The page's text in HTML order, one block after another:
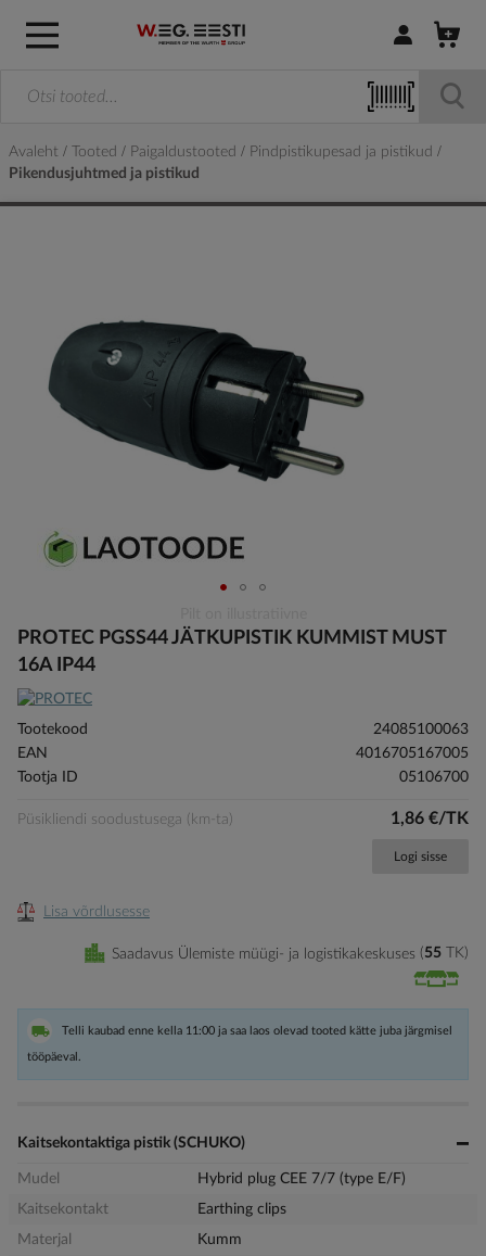
Logi sisse /
Avaleht Tooted Paigaldustooted
Pindpistikupesad ja pistikud
Pikendusjuhtmed ja pistikud
images
gallery
to
the
of
the
images
PROTEC PGSS44 JÄTKUPISTIK KUMMIST MUST
16A IP44
Tootekood
24085100063
EAN
4016705167005
Tootja ID
05106700
Püsikliendi soodustusega (km-ta) 1,86 €/TK
Logi sisse
Lisa võrdlusesse
Saadavus Ülemiste müügi- ja logistikakeskuses 55 TK
Telli kaubad enne kella 11:00 ja saa laos olevad tooted kätte juba järgmisel
tööpäeval.
Kaitsekontaktiga pistik (SCHUKO)
Mudel
Hybrid plug CEE 7/7 (type E/F)
Kaitsekontakt
Earthing clips
Materjal
Kumm